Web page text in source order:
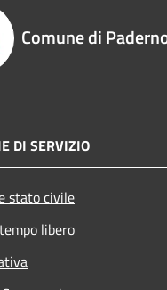
Comune di
DI SERVIZIO
stato civile
libero